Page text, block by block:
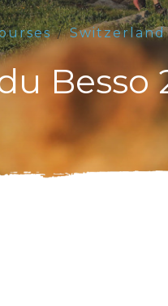
Switzerland
Besso